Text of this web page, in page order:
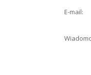
E-mail: